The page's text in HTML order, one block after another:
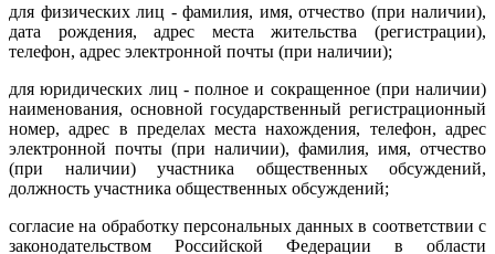
для физических лиц - фамилия, имя, отчество (при наличии),
дата рождения, адрес места жительства (регистрации),
телефон, адрес электронной почты (при наличии);
для юридических лиц - полное и сокращенное (при наличии)
наименования, основной государственный регистрационный
номер, адрес в пределах места нахождения, телефон, адрес
электронной почты (при наличии), фамилия, имя, отчество
(при наличии) участника общественных обсуждений,
должность участника общественных обсуждений;
согласие на обработку персональных данных в соответствии с
законодательством Российской Федерации в области